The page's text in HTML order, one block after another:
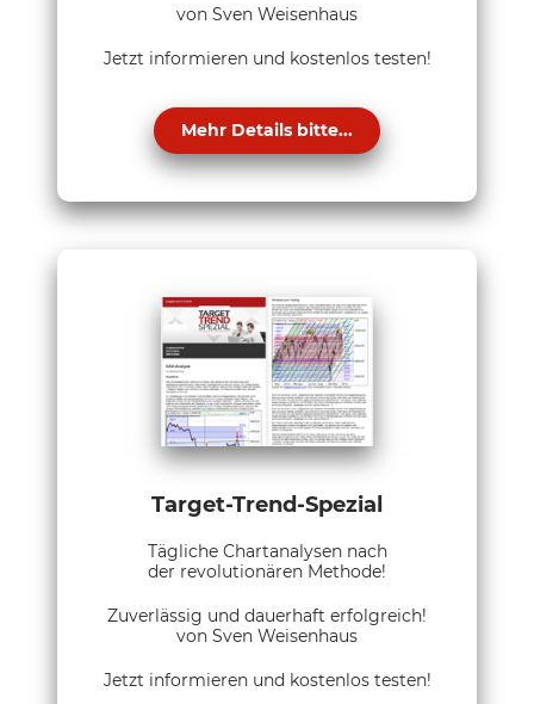
von Sven Weisenhaus
Jetzt informieren und kostenlos testen!
Mehr Details bitte...
Target-Trend-Spezial
Tägliche Chartanalysen nach
der revolutionären Methode!
Zuverlässig und dauerhaft erfolgreich!
von Sven Weisenhaus
Jetzt informieren und kostenlos testen!